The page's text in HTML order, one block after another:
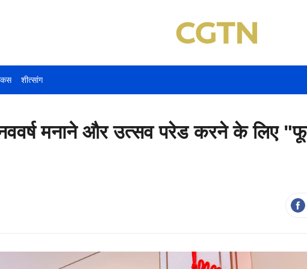
शीत्सांग
नववर्ष मनाने और उत्सव परेड करने के लिए "फू